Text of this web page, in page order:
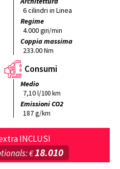
6 cilindri in Linea
Regime
4.000giri/min
Coppia massima
233.00Nm
Consumi
Medio
7,10l/100 km
Emissioni CO2
187g/km
INCLUSI
€18.010